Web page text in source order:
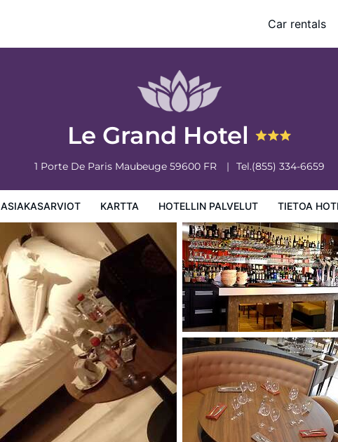
Car rentals
Le Grand Hotel
1 Porte De Paris Maubeuge 59600 FR Tel.(855) 334-6659
ASIAKASARVIOT KARTTA HOTELLIN PALVELUT TIETOA